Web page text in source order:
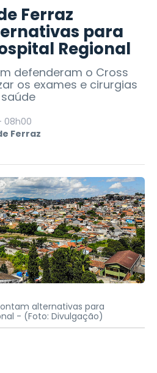
Ferraz
para
Regional
defenderam o Cross
os exames e cirurgias
08h00
Ferraz
alternativas para
- (Foto: Divulgação)